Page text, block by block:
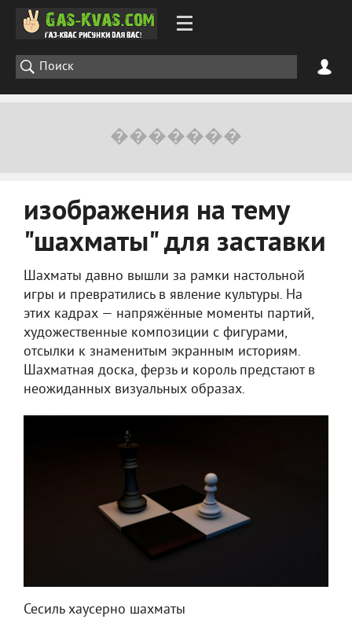
изображения на тему
"шахматы" для заставки
Шахматы давно вышли за рамки настольной
игры и превратились в явление культуры. На
этих кадрах — напряжённые моменты партий,
художественные композиции с фигурами,
отсылки к знаменитым экранным историям.
Шахматная доска, ферзь и король предстают в
неожиданных визуальных образах.
Сесиль хаусерно шахматы